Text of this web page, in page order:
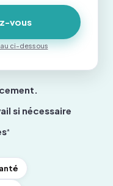
si nécessaire
*
vous
ci-dessous